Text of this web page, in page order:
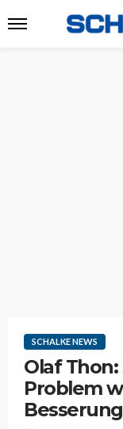
SCHALKE NEWS
Olaf
Problem